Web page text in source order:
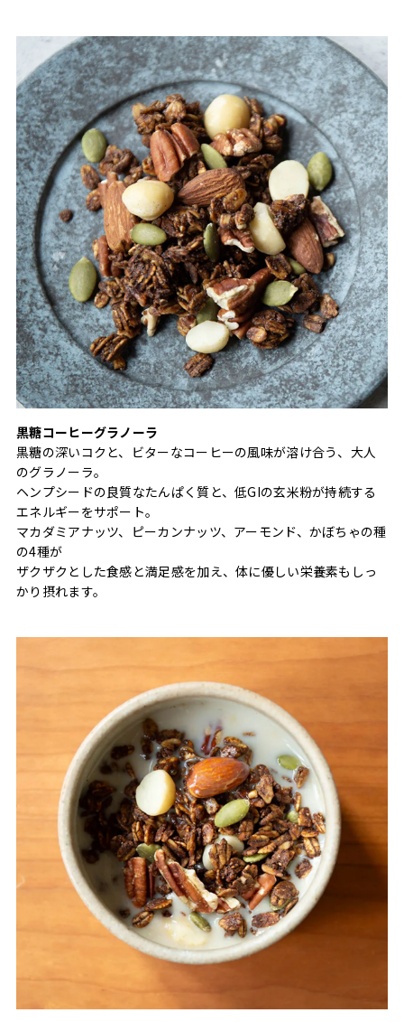
黒糖コーヒーグラノーラ
黒糖の深いコクと、ビターなコーヒーの風味が溶け合う、大人
のグラノーラ。
ヘンプシードの良質なたんぱく質と、低GIの玄米粉が持続する
エネルギーをサポート。
マカダミアナッツ、ピーカンナッツ、アーモンド、かぼちゃの種
の4種が
ザクザクとした食感と満足感を加え、体に優しい栄養素もしっ
かり摂れます。